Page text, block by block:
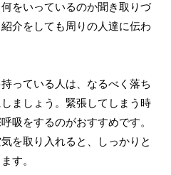
をいっているのか聞き取りづ
介をしても周りの人達に伝わ
っている人は、なるべく落ち
ましょう。緊張してしまう時
吸をするのがおすすめです。
を取り入れると、しっかりと
す。